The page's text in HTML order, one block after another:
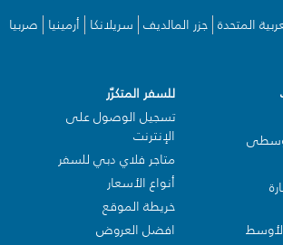
المتحدة جزر المالديف سريلانكا أرمينيا صربيا
للسفر المتكرّر
تسجيل الوصول على
الإنترنت
متاجر فلاي دبي للسفر
أنواع الأسعار
خريطة الموقع
افضل العروض